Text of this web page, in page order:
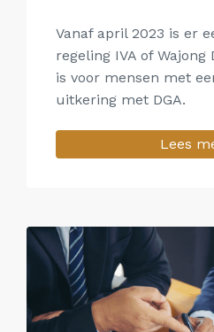
Vanaf april 2023 is er
regeling IVA of Wajong
is voor mensen met
uitkering met DGA.
Lees